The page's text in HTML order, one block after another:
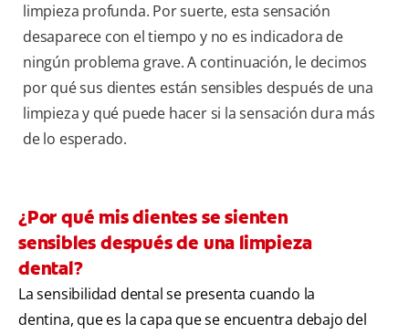
limpieza profunda. Por suerte, esta sensación
desaparece con el tiempo y no es indicadora de
ningún problema grave. A continuación, le decimos
por qué sus dientes están sensibles después de una
limpieza y qué puede hacer si la sensación dura más
de lo esperado.
¿Por qué mis dientes se sienten
sensibles después de una limpieza
dental?
La sensibilidad dental se presenta cuando la
dentina, que es la capa que se encuentra debajo del